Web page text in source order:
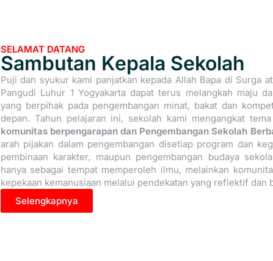
SELAMAT DATANG
Sambutan Kepala Sekolah
Puji dan syukur kami panjatkan kepada Allah Bapa di Surga
Pangudi Luhur 1 Yogyakarta dapat terus melangkah maju
yang berpihak pada pengembangan minat, bakat dan
depan. Tahun pelajaran ini, sekolah kami mengangkat
komunitas berpengarapan dan Pengembangan Sekolah
arah pijakan dalam pengembangan disetiap program dan
pembinaan karakter, maupun pengembangan budaya
hanya sebagai tempat memperoleh ilmu, melainkan
kepekaan kemanusiaan melalui pendekatan yang reflektif dan
Selengkapnya